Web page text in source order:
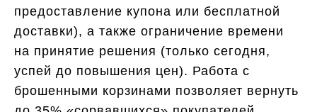
предоставление купона или бесплатной
доставки), а также ограничение времени
на принятие решения (только сегодня,
успей до повышения цен). Работа с
брошенными корзинами позволяет вернуть